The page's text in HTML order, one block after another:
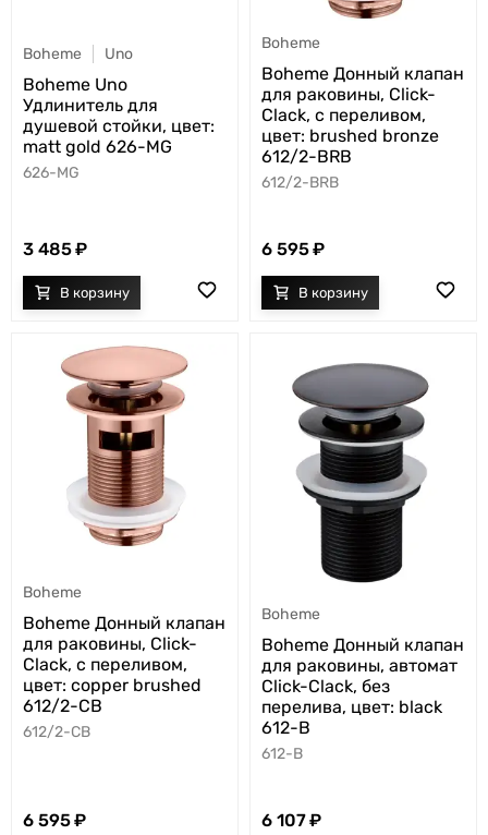
Boheme Uno
Boheme Uno
Удлинитель для
душевой стойки, цвет:
matt gold 626-MG
626-MG
3 485
Boheme
Boheme Донный клапан
для раковины, Click-
Clack, с переливом,
цвет: brushed bronze
612/2-BRB
612/2-BRB
6 595
Boheme
Boheme Донный клапан
для раковины, Click-
Clack, с переливом,
цвет: copper brushed
612/2-CB
612/2-CB
6 595
Boheme
Boheme Донный клапан
для раковины, автомат
Click-Clack, без
перелива, цвет: black
612-B
612-B
6 107